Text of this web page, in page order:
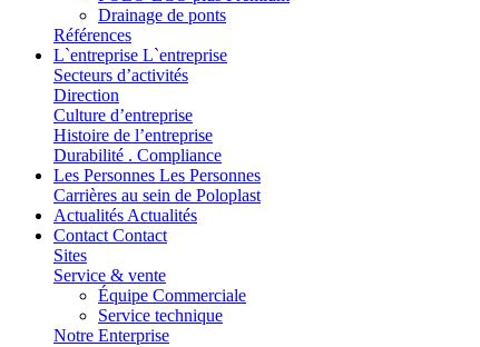
Drainage de ponts
Références
L`entreprise L`entreprise
Secteurs d’activités
Direction
Culture d’entreprise
Histoire de l’entreprise
Durabilité . Compliance
Les Personnes Les Personnes
Carrières au sein de Poloplast
Actualités Actualités
Contact Contact
Sites
Service & vente
Équipe Commerciale
Service technique
Notre Enterprise